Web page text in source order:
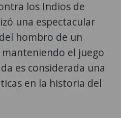
los Indios de
una espectacular
hombro de un
manteniendo el juego
es considerada una
en la historia del